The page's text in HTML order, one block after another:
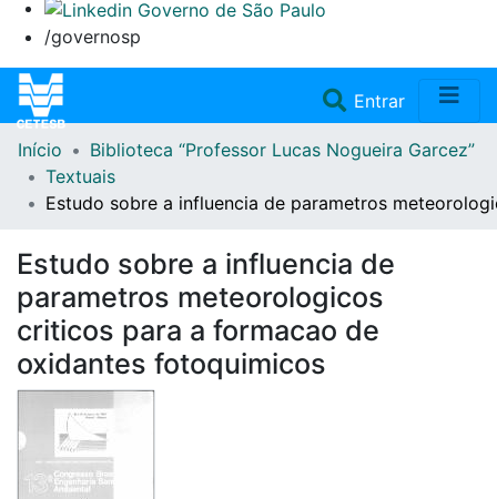
/governosp
Entrar(current)
Home
Repositório
Doações/Aquisições
Fale Conosco
Início
Biblioteca “Professor Lucas Nogueira Garcez”
Textuais
Estudo sobre a influencia de parametros
Estudo sobre a influencia de
parametros meteorologicos
criticos para a formacao de
oxidantes fotoquimicos